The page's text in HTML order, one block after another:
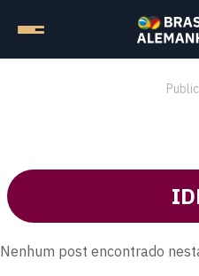
Nenhum post encontrado